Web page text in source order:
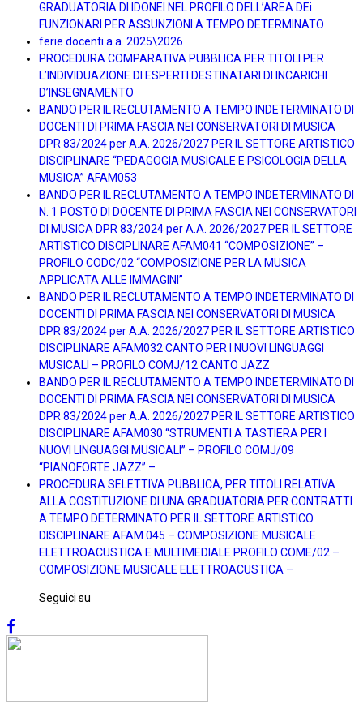
GRADUATORIA DI IDONEI NEL PROFILO DELL’AREA DEi
FUNZIONARI PER ASSUNZIONI A TEMPO DETERMINATO
ferie docenti a.a. 2025\2026
PROCEDURA COMPARATIVA PUBBLICA PER TITOLI PER
L’INDIVIDUAZIONE DI ESPERTI DESTINATARI DI INCARICHI
D’INSEGNAMENTO
BANDO PER IL RECLUTAMENTO A TEMPO INDETERMINATO DI
DOCENTI DI PRIMA FASCIA NEI CONSERVATORI DI MUSICA
DPR 83/2024 per A.A. 2026/2027 PER IL SETTORE ARTISTICO
DISCIPLINARE “PEDAGOGIA MUSICALE E PSICOLOGIA DELLA
MUSICA” AFAM053
BANDO PER IL RECLUTAMENTO A TEMPO INDETERMINATO DI
N. 1 POSTO DI DOCENTE DI PRIMA FASCIA NEI CONSERVATORI
DI MUSICA DPR 83/2024 per A.A. 2026/2027 PER IL SETTORE
ARTISTICO DISCIPLINARE AFAM041 “COMPOSIZIONE” –
PROFILO CODC/02 “COMPOSIZIONE PER LA MUSICA
APPLICATA ALLE IMMAGINI”
BANDO PER IL RECLUTAMENTO A TEMPO INDETERMINATO DI
DOCENTI DI PRIMA FASCIA NEI CONSERVATORI DI MUSICA
DPR 83/2024 per A.A. 2026/2027 PER IL SETTORE ARTISTICO
DISCIPLINARE AFAM032 CANTO PER I NUOVI LINGUAGGI
MUSICALI – PROFILO COMJ/12 CANTO JAZZ
BANDO PER IL RECLUTAMENTO A TEMPO INDETERMINATO DI
DOCENTI DI PRIMA FASCIA NEI CONSERVATORI DI MUSICA
DPR 83/2024 per A.A. 2026/2027 PER IL SETTORE ARTISTICO
DISCIPLINARE AFAM030 “STRUMENTI A TASTIERA PER I
NUOVI LINGUAGGI MUSICALI” – PROFILO COMJ/09
“PIANOFORTE JAZZ” –
PROCEDURA SELETTIVA PUBBLICA, PER TITOLI RELATIVA
ALLA COSTITUZIONE DI UNA GRADUATORIA PER CONTRATTI
A TEMPO DETERMINATO PER IL SETTORE ARTISTICO
DISCIPLINARE AFAM 045 – COMPOSIZIONE MUSICALE
ELETTROACUSTICA E MULTIMEDIALE PROFILO COME/02 –
COMPOSIZIONE MUSICALE ELETTROACUSTICA –
Seguici su